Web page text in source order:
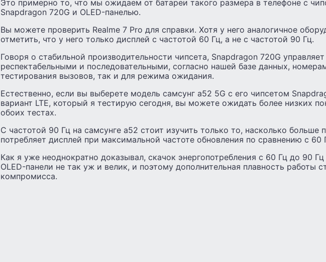
Это примерно то, что мы ожидаем от батареи такого размера в телефоне с
Snapdragon 720G и OLED-панелью.
Вы можете проверить Realme 7 Pro для справки. Хотя у него аналогичное
отметить, что у него только дисплей с частотой 60 Гц, а не с частотой 90 Гц.
Говоря о стабильной производительности чипсета, Snapdragon 720G управляет
респектабельными и последовательными, согласно нашей базе данных,
тестирования вызовов, так и для режима ожидания.
Естественно, если вы выберете модель самсунг а52 5G с его чипсетом
вариант LTE, который я тестирую сегодня, вы можете ожидать более низких
обоих тестах.
С частотой 90 Гц на самсунге а52 стоит изучить только то, насколько больше
потребляет дисплей при максимальной частоте обновления по сравнению с 60
Как я уже неоднократно доказывал, скачок энергопотребления с 60 Гц до 90
OLED-панели не так уж и велик, и поэтому дополнительная плавность работы
компромисса.